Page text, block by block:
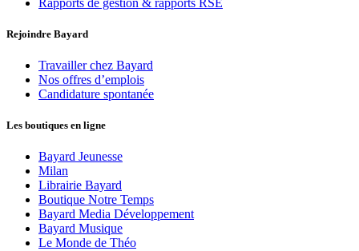
Rejoindre Bayard
Travailler chez Bayard
Nos offres d’emplois
Candidature spontanée
Les boutiques en ligne
Bayard Jeunesse
Milan
Librairie Bayard
Boutique Notre Temps
Bayard Media Développement
Bayard Musique
Le Monde de Théo